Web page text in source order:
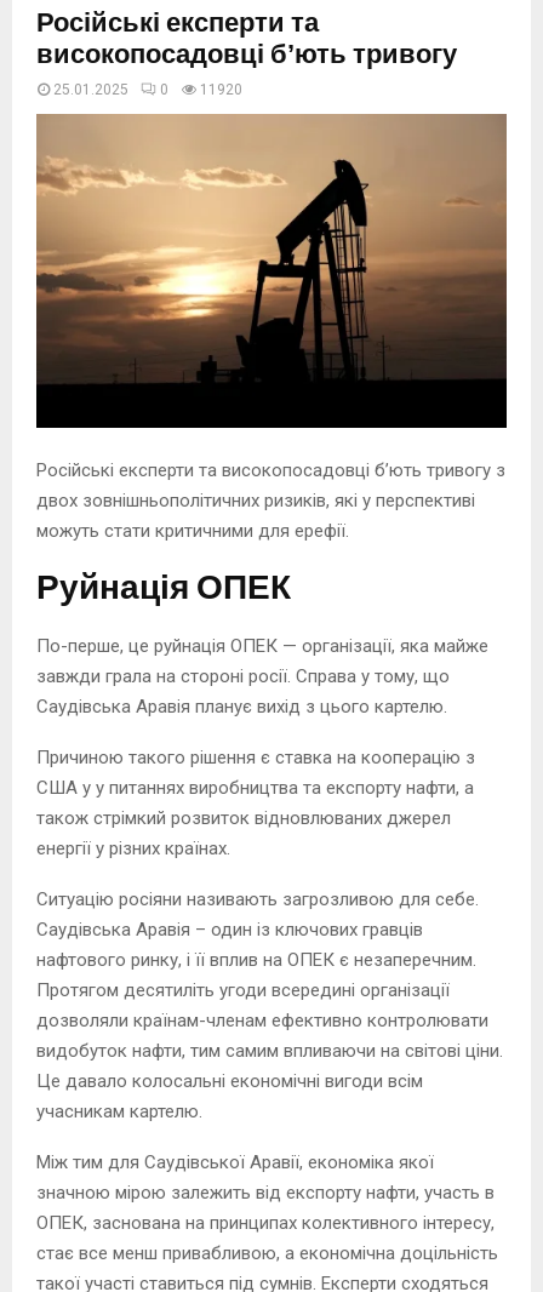
Російські експерти та
високопосадовці бʼють тривогу
25.01.2025 0 11920
Російські експерти та високопосадовці бʼють тривогу з
двох зовнішньополітичних ризиків, які у перспективі
можуть стати критичними для ерефії.
Руйнація ОПЕК
По-перше, це руйнація ОПЕК — організації, яка майже
завжди грала на стороні росії. Справа у тому, що
Саудівська Аравія планує вихід з цього картелю.
Причиною такого рішення є ставка на кооперацію з
США у у питаннях виробництва та експорту нафти, а
також стрімкий розвиток відновлюваних джерел
енергії у різних країнах.
Ситуацію росіяни називають загрозливою для себе.
Саудівська Аравія – один із ключових гравців
нафтового ринку, і її вплив на ОПЕК є незаперечним.
Протягом десятиліть угоди всередині організації
дозволяли країнам-членам ефективно контролювати
видобуток нафти, тим самим впливаючи на світові ціни.
Це давало колосальні економічні вигоди всім
учасникам картелю.
Між тим для Саудівської Аравії, економіка якої
значною мірою залежить від експорту нафти, участь в
ОПЕК, заснована на принципах колективного інтересу,
стає все менш привабливою, а економічна доцільність
такої участі ставиться під сумнів. Експерти сходяться